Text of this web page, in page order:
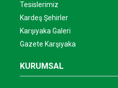
Tesislerimiz
Kardeş Şehirler
Karşıyaka Galeri
Gazete Karşıyaka
KURUMSAL